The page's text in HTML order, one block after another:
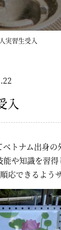
実習生受入
入
トナム出身の
能や知識を習
応できるよう